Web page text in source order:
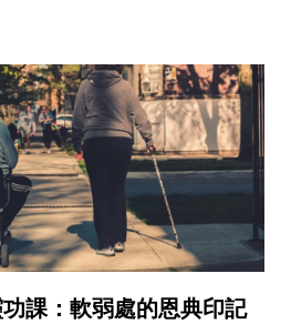
課：軟弱處的恩典印記